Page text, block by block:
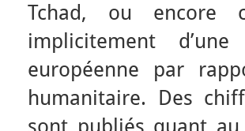
Tchad, ou encore
implicitement
européenne par
humanitaire. Des
sont publiés quant